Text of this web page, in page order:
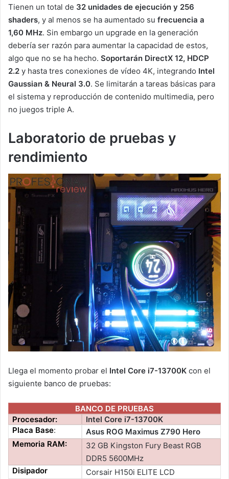
Tienen un total de 32 unidades de ejecución y 256
shaders, y al menos se ha aumentado su frecuencia a
1,60 MHz. Sin embargo un upgrade en la generación
debería ser razón para aumentar la capacidad de estos,
algo que no se ha hecho. Soportarán DirectX 12, HDCP
2.2 y hasta tres conexiones de vídeo 4K, integrando Intel
Gaussian & Neural 3.0. Se limitarán a tareas básicas para
el sistema y reproducción de contenido multimedia, pero
no juegos triple A.
Laboratorio de pruebas y
rendimiento
Llega el momento probar el Intel Core i7-13700K con el
siguiente banco de pruebas:
BANCO DE PRUEBAS
Procesador:
Intel Core i7-13700K
Placa Base:
Asus ROG Maximus Z790 Hero
Memoria RAM:
32 GB Kingston Fury Beast RGB
DDR5 5600MHz
Disipador
Corsair H150i ELITE LCD